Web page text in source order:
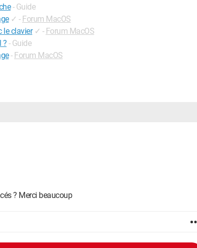
- Guide
✓ - Forum MacOS
le clavier ✓ - Forum MacOS
? - Guide
- Forum MacOS
? Merci beaucoup